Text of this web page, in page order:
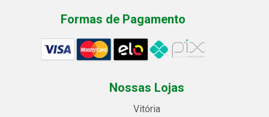
Formas de Pagamento
Nossas Lojas
Vitória